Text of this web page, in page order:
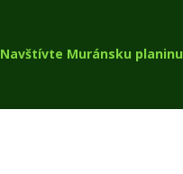
Navštívte Muránsku planinu